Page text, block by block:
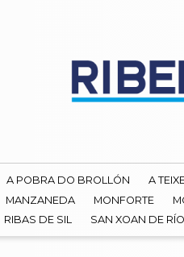
A POBRA DO BROLLÓN A
MANZANEDA MONFORTE
RIBAS DE SIL SAN XOAN DE RÍO